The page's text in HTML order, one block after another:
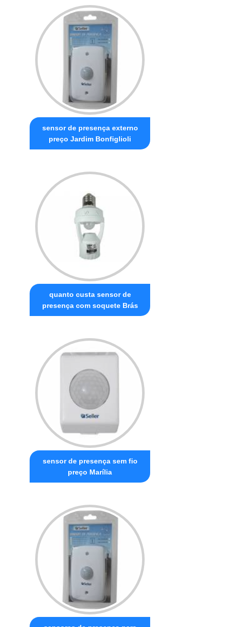
sensor de presença externo
preço Jardim Bonfiglioli
quanto custa sensor de
presença com soquete Brás
sensor de presença sem fio
preço Marília